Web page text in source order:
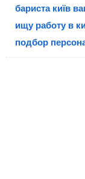
бариста київ
ищу работу в
подбор